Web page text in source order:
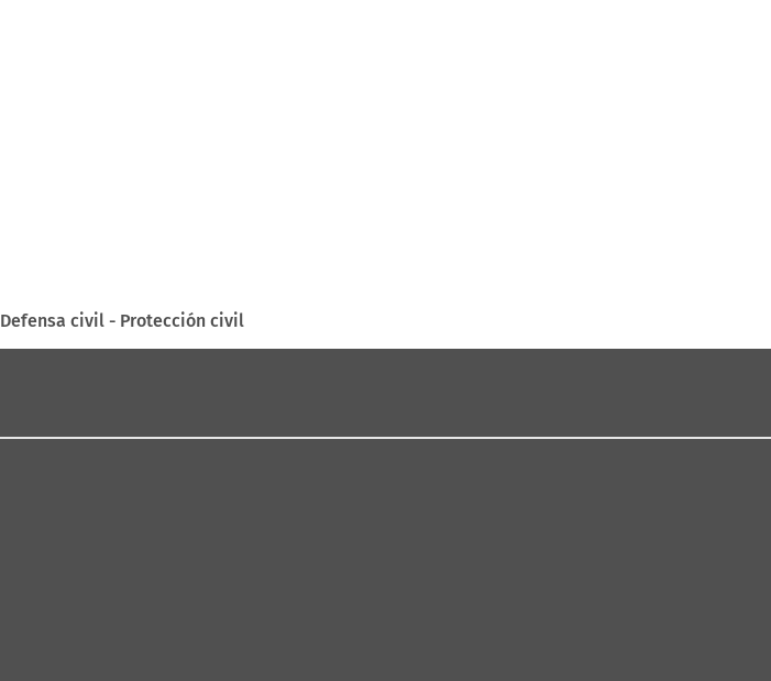
Defensa civil - Protección civil